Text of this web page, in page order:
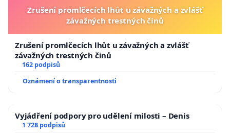
Zrušení promlčecích lhůt u závažných a zvlášť
závažných trestných činů
Zrušení promlčecích lhůt u závažných a zvlášť
závažných trestných činů
162 podpisů
Oznámení o transparentnosti
Vyjádření podpory pro udělení milosti – Denis
1 728 podpisů